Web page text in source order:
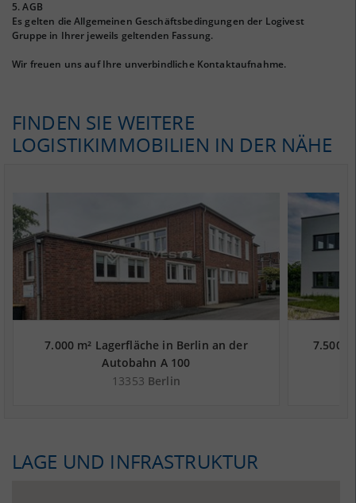
5. AGB
Es gelten die Allgemeinen Geschäftsbedingungen der Logivest
Gruppe in Ihrer jeweils geltenden Fassung.
Wir freuen uns auf Ihre unverbindliche Kontaktaufnahme.
FINDEN SIE WEITERE
LOGISTIKIMMOBILIEN IN DER NÄHE
7.000 m² Lagerfläche in Berlin an der
Autobahn A 100
13353 Berlin
7.500
LAGE UND INFRASTRUKTUR